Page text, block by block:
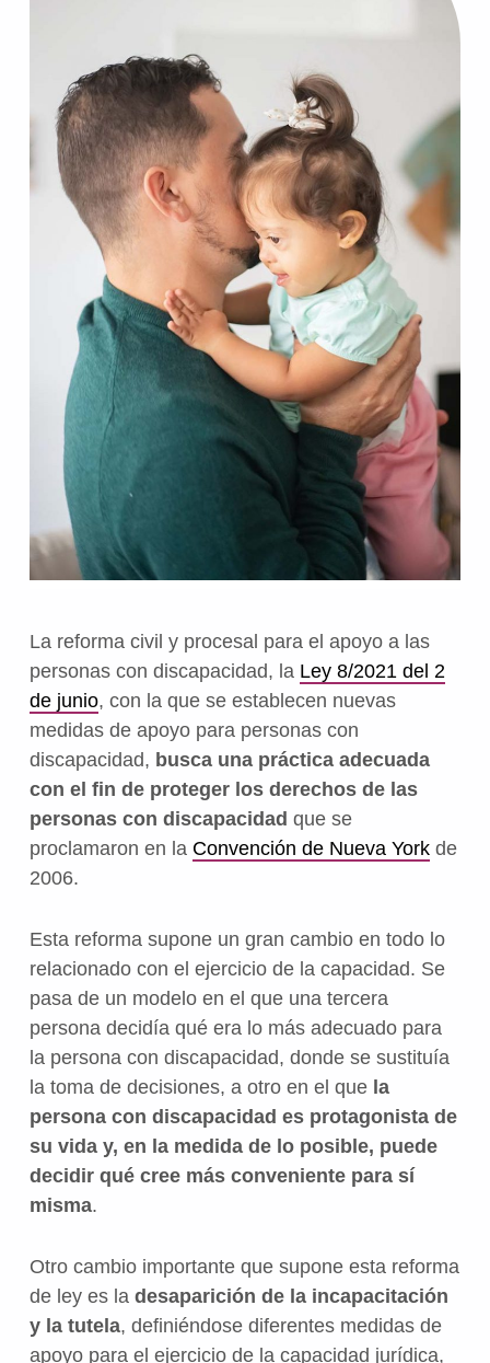
La reforma civil y procesal para el apoyo a las
personas con discapacidad, la Ley 8/2021 del 2
de junio, con la que se establecen nuevas
medidas de apoyo para personas con
discapacidad, busca una práctica adecuada
con el fin de proteger los derechos de las
personas con discapacidad que se
proclamaron en la Convención de Nueva Yorkde
2006.
Esta reforma supone un gran cambio en todo lo
relacionado con el ejercicio de la capacidad. Se
pasa de un modelo en el que una tercera
persona decidía qué era lo más adecuado para
la persona con discapacidad, donde se sustituía
la toma de decisiones, a otro en el que la
persona con discapacidad es protagonista de
su vida y, en la medida de lo posible, puede
decidir qué cree más conveniente para sí
misma.
Otro cambio importante que supone esta reforma
de ley es la desaparición de la incapacitación
y la tutela, definiéndose diferentes medidas de
apoyo para el ejercicio de la capacidad jurídica,